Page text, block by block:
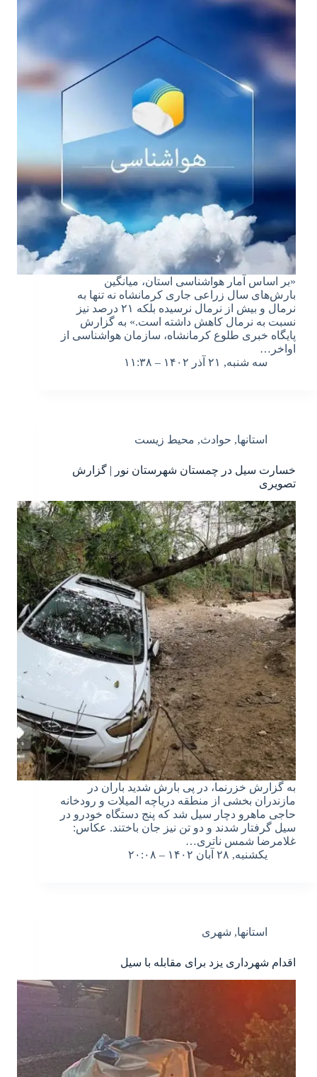
«بر اساس آمار هواشناسی استان، میانگین
بارش‌های سال زراعی جاری کرمانشاه نه تنها به
نرمال و بیش از نرمال نرسیده بلکه ۲۱ درصد نیز
نسبت به نرمال کاهش داشته است.» به گزارش
پایگاه خبری طلوع کرمانشاه، سازمان هواشناسی از
اواخر…
سه شنبه, ۲۱ آذر ۱۴۰۲ – ۱۱:۳۸
استانها, حوادث, محیط زیست
خسارت سیل در چمستان شهرستان نور | گزارش
تصویری
به گزارش خزرنما، در پی بارش شدید باران در
مازندران بخشی از منطقه دریاچه المیلات و رودخانه
حاجی ماهرو دچار سیل شد که پنج دستگاه خودرو در
سیل گرفتار شدند و دو تن نیز جان باختند. عکاس:
غلامرضا شمس ناتری…
یکشنبه, ۲۸ آبان ۱۴۰۲ – ۲۰:۰۸
استانها, شهری
اقدام شهرداری یزد برای مقابله با سیل